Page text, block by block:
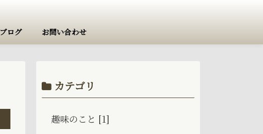
ブログ お問い合わせ
カテゴリ
趣味のこと [1]